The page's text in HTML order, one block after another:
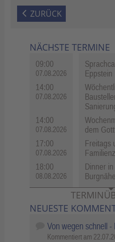
ZURÜCK
NÄCHSTE TERMINE
09:00
07.08.2026
Eppstein
14:00
07.08.2026
14:00
07.08.2026
dem
17:00
07.08.2026
Freitags
18:00
08.08.2026
Dinner
Burgnähe
NEUESTE
Von wegen schnell -
Kommentiert am